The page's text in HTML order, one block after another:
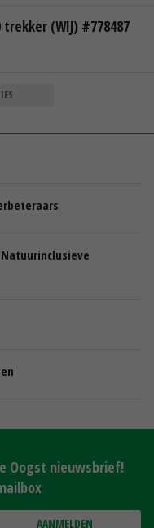
trekker (WIJ) #778487
Oogst nieuwsbrief!
AANMELDEN